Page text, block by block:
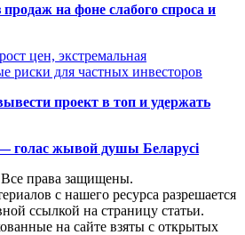
продаж на фоне слабого спроса и
цен, экстремальная
риски для частных инвесторов
проект в топ и удержать
— голас жывой душы Беларусі
права защищены.
с нашего ресурса разрешается
ссылкой на страницу статьи.
на сайте взяты с открытых